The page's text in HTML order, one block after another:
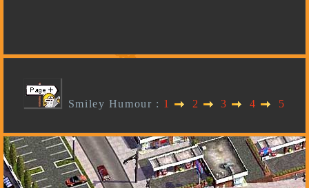
Smiley Humour : 1 2 3 4 5